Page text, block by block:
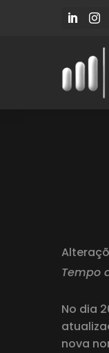
 
Tempo
No dia
nova